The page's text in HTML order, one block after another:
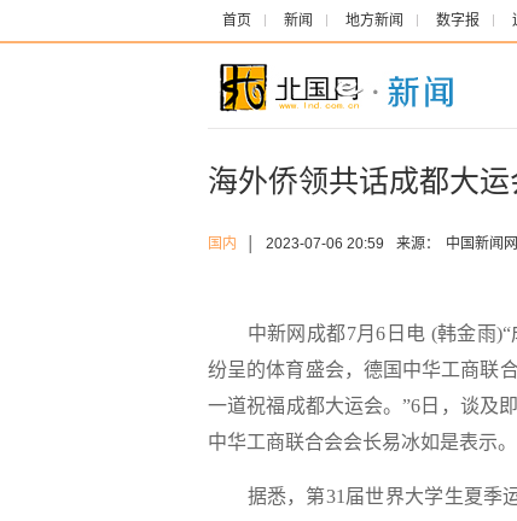
首页 新闻 地方新闻 数字报
海外侨领共话成都大
国内 2023-07-06 20:59 来源： 中国新闻网
中新网成都7月6日电 (韩金雨)“
纷呈的体育盛会，德国中华工商联
一道祝福成都大运会。”6日，谈及
中华工商联合会会长易冰如是表示。
据悉，第31届世界大学生夏季运